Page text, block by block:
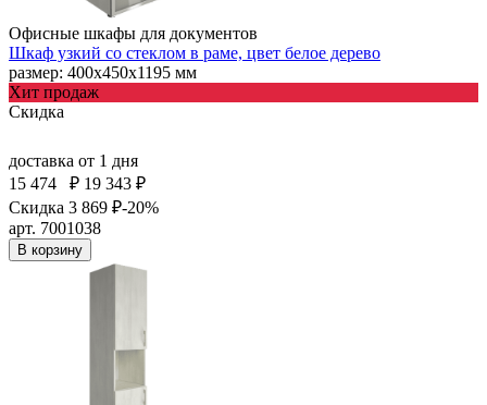
Офисные шкафы для документов
Шкаф узкий со стеклом в раме, цвет белое дерево
размер: 400х450х1195 мм
Хит продаж
Скидка
доставка от 1 дня
15 474
₽ 19 343 ₽
Скидка 3 869 ₽-20%
арт. 7001038
В корзину